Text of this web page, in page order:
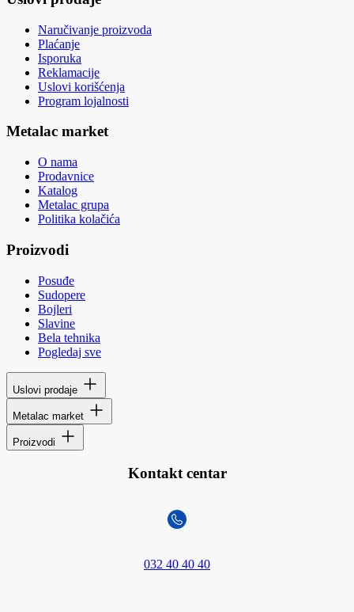
Naručivanje proizvoda
Plaćanje
Isporuka
Reklamacije
Uslovi korišćenja
Program lojalnosti
Metalac market
O nama
Prodavnice
Katalog
Metalac grupa
Politika kolačića
Proizvodi
Posuđe
Sudopere
Bojleri
Slavine
Bela tehnika
Pogledaj sve
Uslovi prodaje
Metalac market
Proizvodi
Kontakt centar
032 40 40 40